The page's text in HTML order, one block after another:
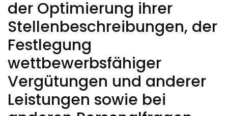
der Optimierung ihrer
Stellenbeschreibungen, der
Festlegung
wettbewerbsfähiger
Vergütungen und anderer
Leistungen sowie bei